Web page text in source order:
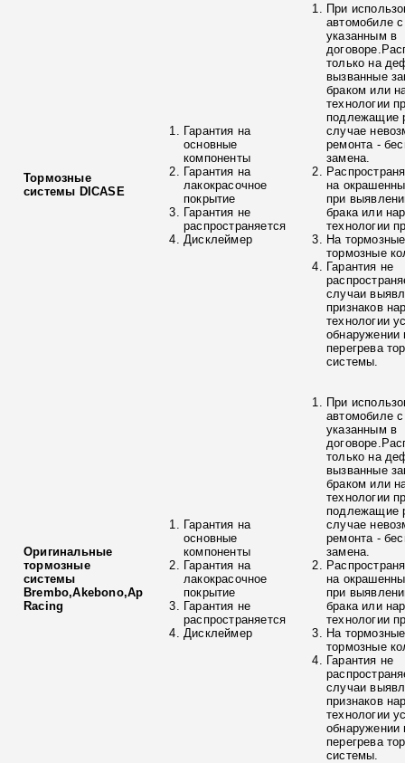
Тормозные
системы DICASE
Гарантия на
основные
компоненты
Гарантия на
лакокрасочное
покрытие
Гарантия не
распространяется
Дисклеймер
При
автомобиле
указанным в
только на
вызванные
браком или
технологии
подлежащие
случае
ремонта -
замена.
на
при
брака или
технологии
На
тормозные
Гарантия не
случаи
признаков
технологии
обнаружении
перегрева
системы.
Оригинальные
тормозные
системы
Brembo,Akebono,Ap
Racing
Гарантия на
основные
компоненты
Гарантия на
лакокрасочное
покрытие
Гарантия не
распространяется
Дисклеймер
При
автомобиле
указанным в
только на
вызванные
браком или
технологии
подлежащие
случае
ремонта -
замена.
на
при
брака или
технологии
На
тормозные
Гарантия не
случаи
признаков
технологии
обнаружении
перегрева
системы.